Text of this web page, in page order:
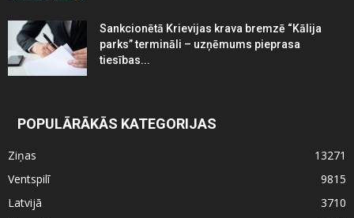
Sankcionētā Krievijas krava bremzē “Kālija
parks” termināli – uzņēmums pieprasa
tiesības...
POPULĀRĀKĀS KATEGORIJAS
Ziņas
13271
Ventspilī
9815
Latvijā
3710